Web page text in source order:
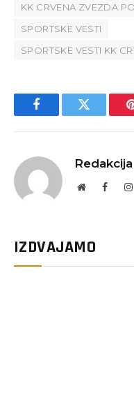
KK CRVENA ZVEZDA
SPORTSKE VESTI
SPORTSKE VESTI KK
FacebookTwitter
Redakcija
Website
IZDVAJAMO